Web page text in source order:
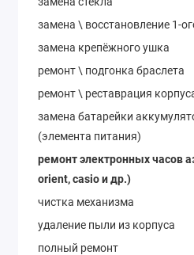
замена \ восстановление 1-
замена крепёжного ушка
ремонт \ подгонка браслета
ремонт \ реставрация
замена батарейки
(элемента питания)
ремонт электронных часов
orient, casio и др.)
чистка механизма
удаление пыли из корпуса
полный ремонт